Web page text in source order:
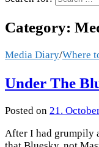
Category:
Media Diary/Where
Under The
Posted on 21.
After I had grumpily